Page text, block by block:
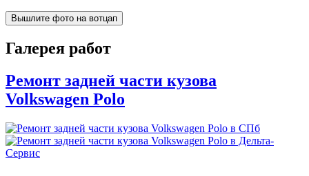
Вышлите фото на вотцап
Галерея работ
Ремонт задней части кузова
Volkswagen Polo